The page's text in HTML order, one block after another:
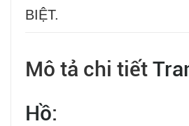
BIỆT.
Mô tả chi tiết
Hồ: